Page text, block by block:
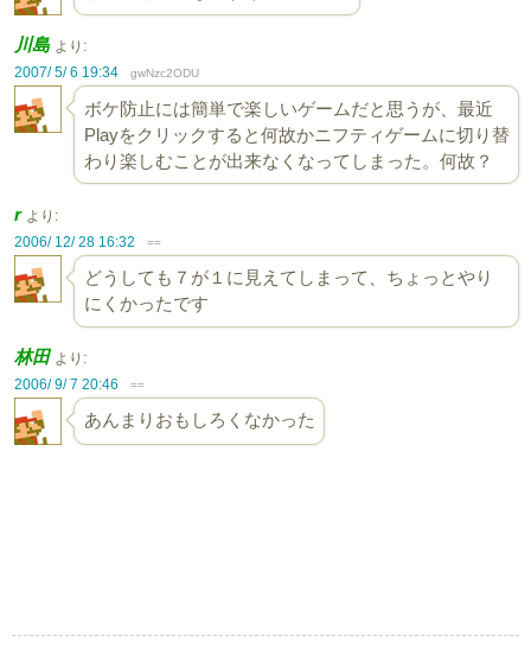
川島 より:
2007/ 5/ 6 19:34
gwNzc2ODU
ボケ防止には簡単で楽しいゲームだと思うが、最近
Playをクリックすると何故かニフティゲームに切り替
わり楽しむことが出来なくなってしまった。何故？
r より:
2006/ 12/ 28 16:32
==
どうしても７が１に見えてしまって、ちょっとやり
にくかったです
林田 より:
2006/ 9/ 7 20:46
==
あんまりおもしろくなかった